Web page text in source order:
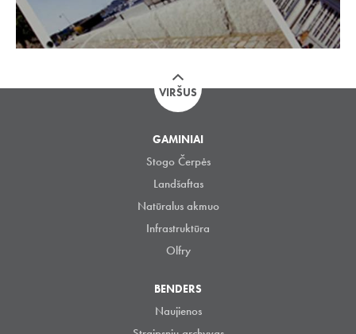
VIRŠUS
GAMINIAI
Stogo Čerpės
Landšaftas
Natūralus akmuo
Infrastruktūra
Olfry
BENDERS
Naujienos